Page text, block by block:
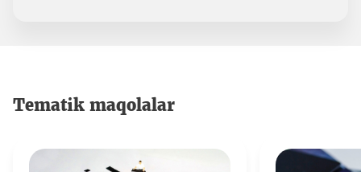
Tematik maqolalar